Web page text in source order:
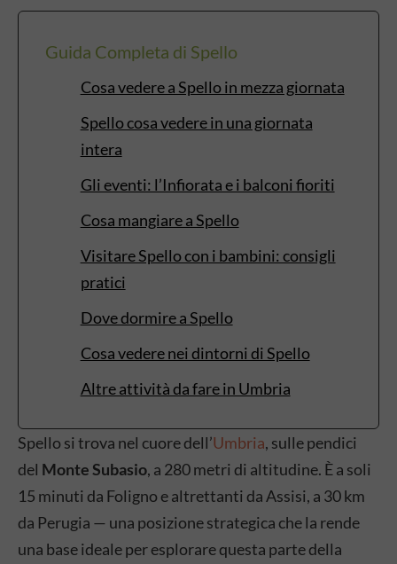
Guida Completa di Spello
Cosa vedere a Spello in mezza giornata
Spello cosa vedere in una giornata
intera
Gli eventi: l’Infiorata e i balconi fioriti
Cosa mangiare a Spello
Visitare Spello con i bambini: consigli
pratici
Dove dormire a Spello
Cosa vedere nei dintorni di Spello
Altre attività da fare in Umbria
Spello si trova nel cuore dell’Umbria, sulle pendici
del Monte Subasio, a 280 metri di altitudine. È a soli
15 minuti da Foligno e altrettanti da Assisi, a 30 km
da Perugia — una posizione strategica che la rende
una base ideale per esplorare questa parte della